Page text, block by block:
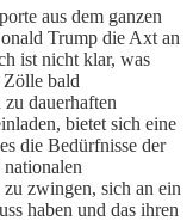
aus dem ganzen
Trump die Axt an
ist nicht klar, was
Zölle bald
dauerhaften
bietet sich eine
die Bedürfnisse der
zu zwingen, sich an ein
haben und das ihren